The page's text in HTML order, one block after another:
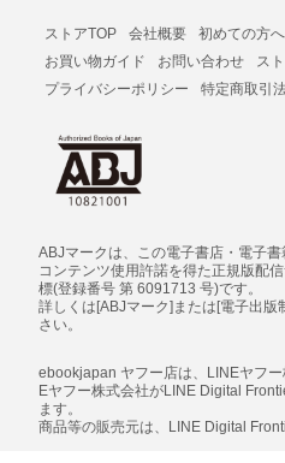
ストアTOP 会社概要 初めての方へ
お買い物ガイド
お問い合わせ
ス
プライバシーポリシー
特定商取引
ABJマークは、この電子書店・電子
コンテンツ使用許諾を得た正規版配
標(登録番号 第 6091713 号)です。
詳しくは[ABJマーク]または[電子出
さい。
ebookjapan ヤフー店は、LINEヤフ
Eヤフー株式会社がLINE Digital
ます。
商品等の販売元は、LINE Digital